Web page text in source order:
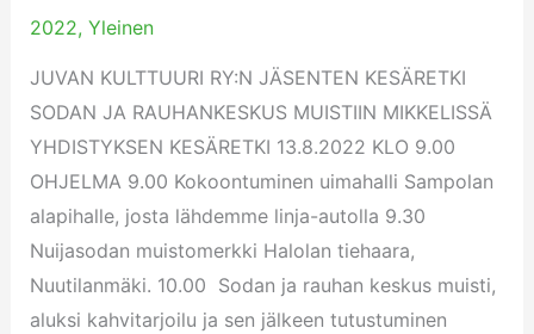
2022, Yleinen
JUVAN KULTTUURI RY:N JÄSENTEN KESÄRETKI
SODAN JA RAUHANKESKUS MUISTIIN MIKKELISSÄ
YHDISTYKSEN KESÄRETKI 13.8.2022 KLO 9.00
OHJELMA 9.00 Kokoontuminen uimahalli Sampolan
alapihalle, josta lähdemme linja-autolla 9.30
Nuijasodan muistomerkki Halolan tiehaara,
Nuutilanmäki. 10.00 Sodan ja rauhan keskus muisti,
aluksi kahvitarjoilu ja sen jälkeen tutustuminen
klo
9.00